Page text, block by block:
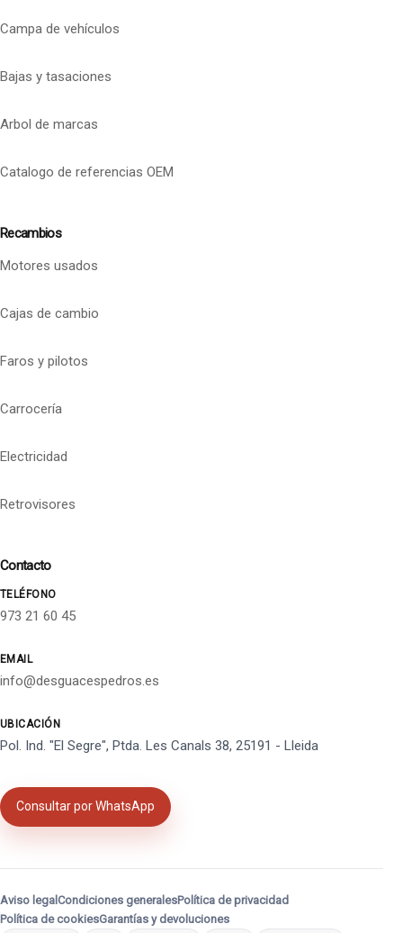
Campa de vehículos
Bajas y tasaciones
Arbol de marcas
Catalogo de referencias OEM
Recambios
Motores usados
Cajas de cambio
Faros y pilotos
Carrocería
Electricidad
Retrovisores
Contacto
TELÉFONO
973 21 60 45
EMAIL
info@desguacespedros.es
UBICACIÓN
Pol. Ind. "El Segre", Ptda. Les Canals 38, 25191 - Lleida
Consultar por WhatsApp
Aviso legalCondiciones generalesPolítica de privacidad
Política de cookiesGarantías y devoluciones